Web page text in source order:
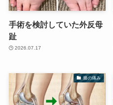
手術を検討していた外反母
趾
2026.07.17
膝の痛み